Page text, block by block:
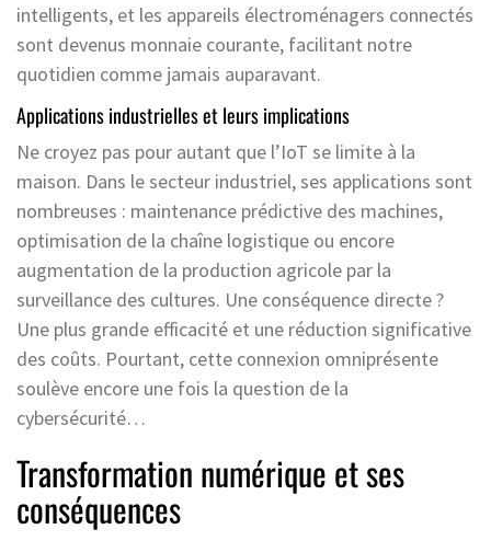
intelligents, et les appareils électroménagers connectés
sont devenus monnaie courante, facilitant notre
quotidien comme jamais auparavant.
Applications industrielles et leurs implications
Ne croyez pas pour autant que l’IoT se limite à la
maison. Dans le secteur industriel, ses applications sont
nombreuses : maintenance prédictive des machines,
optimisation de la chaîne logistique ou encore
augmentation de la production agricole par la
surveillance des cultures. Une conséquence directe ?
Une plus grande efficacité et une réduction significative
des coûts. Pourtant, cette connexion omniprésente
soulève encore une fois la question de la
cybersécurité…
Transformation numérique et ses
conséquences